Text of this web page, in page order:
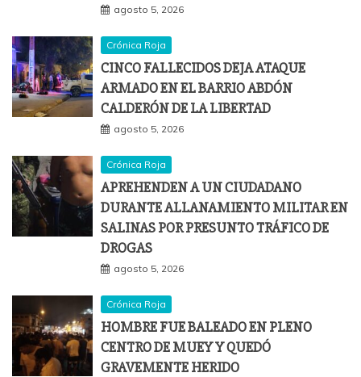
agosto 5, 2026
Crónica Roja
CINCO FALLECIDOS DEJA ATAQUE
ARMADO EN EL BARRIO ABDÓN
CALDERÓN DE LA LIBERTAD
agosto 5, 2026
Crónica Roja
APREHENDEN A UN CIUDADANO
DURANTE ALLANAMIENTO MILITAR EN
SALINAS POR PRESUNTO TRÁFICO DE
DROGAS
agosto 5, 2026
Crónica Roja
HOMBRE FUE BALEADO EN PLENO
CENTRO DE MUEY Y QUEDÓ
GRAVEMENTE HERIDO